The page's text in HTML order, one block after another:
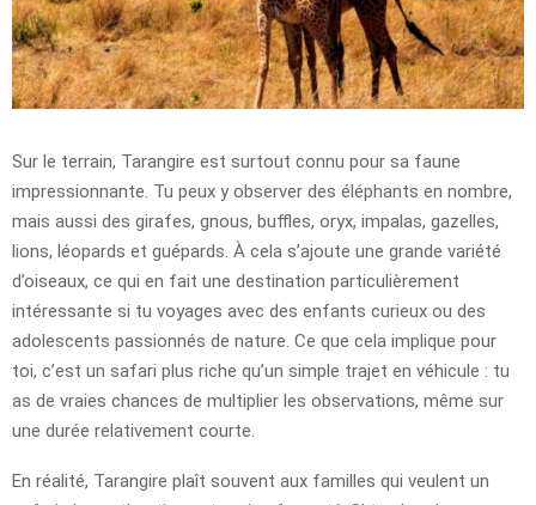
Sur le terrain, Tarangire est surtout connu pour sa faune
impressionnante. Tu peux y observer des éléphants en nombre,
mais aussi des girafes, gnous, buffles, oryx, impalas, gazelles,
lions, léopards et guépards. À cela s’ajoute une grande variété
d’oiseaux, ce qui en fait une destination particulièrement
intéressante si tu voyages avec des enfants curieux ou des
adolescents passionnés de nature. Ce que cela implique pour
toi, c’est un safari plus riche qu’un simple trajet en véhicule : tu
as de vraies chances de multiplier les observations, même sur
une durée relativement courte.
En réalité, Tarangire plaît souvent aux familles qui veulent un